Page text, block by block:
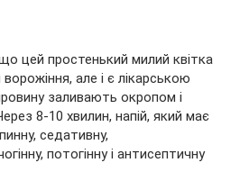
цей простенький милий квітка
але і є лікарською
заливають окропом і
8-10 хвилин, напій, який має
седативну,
потогінну і антисептичну